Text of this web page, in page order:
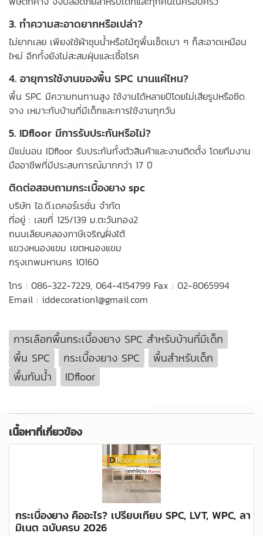
3. ทำความสะอาดยากหรือเปล่า?
ไม่ยากเลย เพียงใช้ผ้าชุบน้ำหรือไม้ถูพื้นเช็ดเบา ๆ ก็สะอาดเหมือน
ใหม่ อีกทั้งยังไม่สะสมฝุ่นและเชื้อโรค
4. อายุการใช้งานของพื้น SPC นานแค่ไหน?
พื้น SPC มีความทนทานสูง ใช้งานได้หลายปีโดยไม่เสียรูปหรือซีด
จาง เหมาะกับบ้านที่มีเด็กและการใช้งานทุกวัน
5. IDfloor มีการรับประกันหรือไม่?
มีแน่นอน IDfloor รับประกันทั้งตัวสินค้าและงานติดตั้ง โดยทีมงาน
มืออาชีพที่มีประสบการณ์มากกว่า 17 ปี
ติดต่อสอบถามกระเบื้องยาง spc
บริษัท ไอ.ดี.เดคอร์เรชั่น จำกัด
ที่อยู่ : เลขที่ 125/139 ม.ตะวันทอง2
ถนนเลียบคลองภาษีเจริญฝั่งใต้
แขวงหนองแขม เขตหนองแขม
กรุงเทพมหานคร 10160
โทร : 086-322-7229, 064-4154799 Fax : 02-8065994
Email : iddecoration1@gmail.com
การเลือกพื้นกระเบื้องยาง SPC สำหรับบ้านที่มีเด็ก
พื้น SPC
กระเบื้องยาง SPC
พื้นสำหรับเด็ก
พื้นกันน้ำ
IDfloor
เนื้อหาที่เกี่ยวข้อง
กระเบื้องยาง คืออะไร? เปรียบเทียบ SPC, LVT, WPC, ลา
มิเนต ฉบับครบ 2026